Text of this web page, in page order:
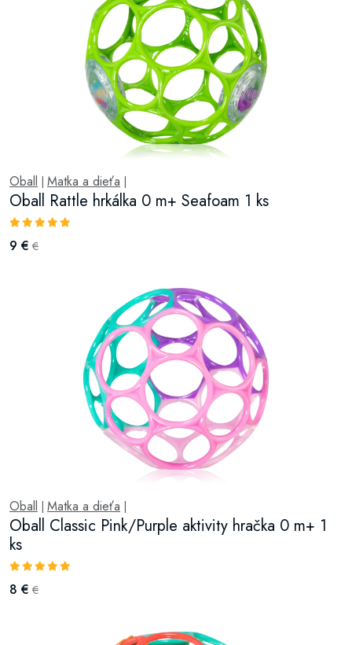
Oball Matka a dieťa
Oball Rattle hrkálka 0 m+ Seafoam 1 ks
9 € €
Oball Matka a dieťa
Oball Classic Pink/Purple aktivity hračka 0 m+ 1
ks
8 € €